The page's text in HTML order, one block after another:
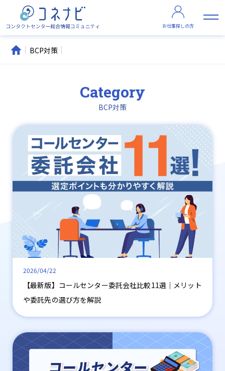
お仕事探しの方
BCP対策
Category
BCP対策
2026/04/22
【最新版】コールセンター委託会社比較11選｜メリット
や委託先の選び方を解説